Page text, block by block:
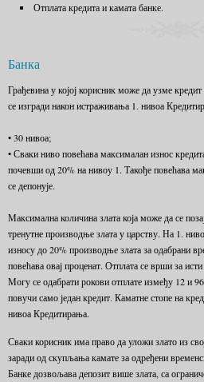
Отплата кредита и камата банке.
Банка
Грађевина у којој корисник може да узме
се изгради након истраживања 1. нивоа
• 30 нивоа;
• Сваки ниво повећава максималан износ
почевши од 20% на нивоу 1. Такође повећава
се депонује.
Максимална количина злата која може да се
тренутне производње злата у царству. На 1.
износу до 20% производње злата за одабрани
повећава овај проценат. Отплата се врши за
Могу се одабрати рокови отплате између 12 и
повучи само један кредит. Каматне стопе на
нивоа Кредитирања.
Сваки корисник има право да уложи злато из
заради од скупљања камате за одређени
Банке дозвољава депозит више злата, са